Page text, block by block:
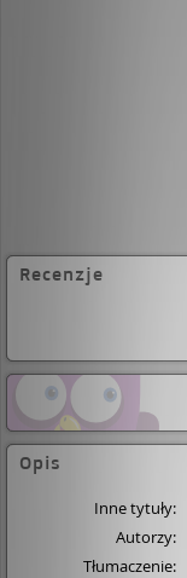
Recenzje
Opis
Inne tytuły:
Autorzy:
Tłumaczenie: